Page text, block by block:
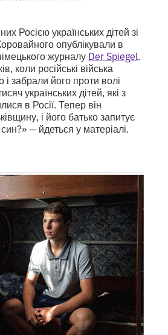
Росією українських дітей зі
опублікували в
журналу Der Spiegel.
коли російські війська
забрали його проти волі
українських дітей, які з
в Росії. Тепер він
і його батько запитує
— йдеться у матеріалі.